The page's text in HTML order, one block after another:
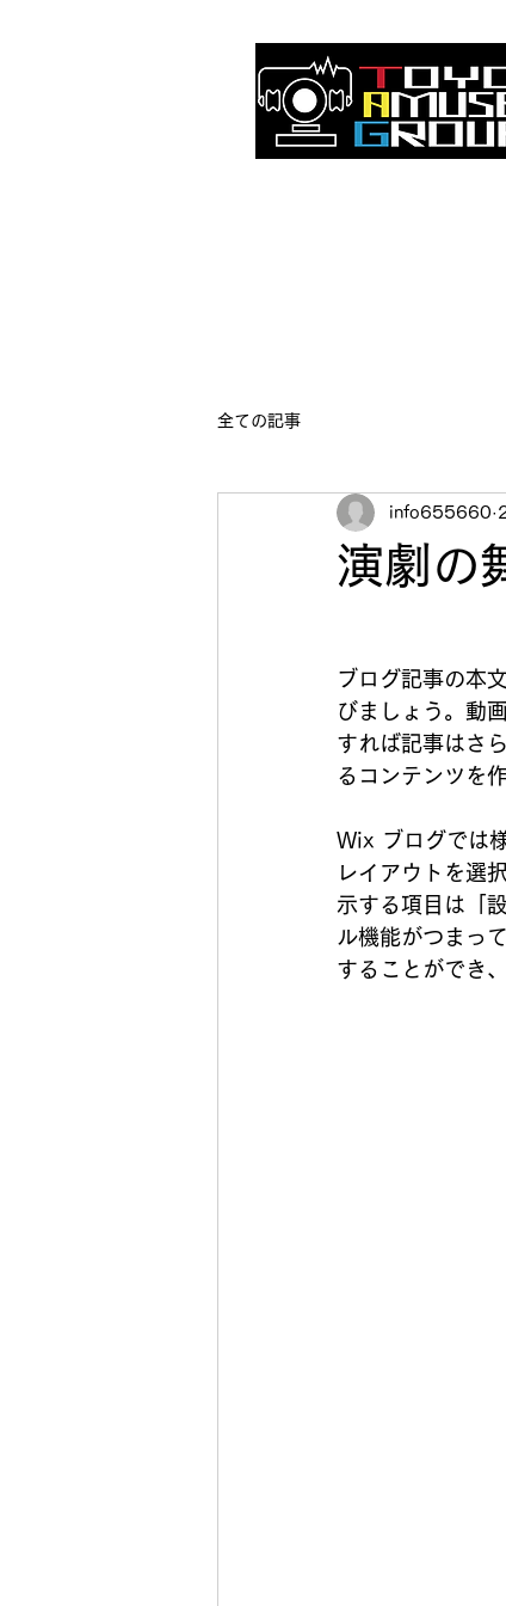
全ての記事
演劇の
info655660
ブログ記事の本
びましょう。動
すれば記事はさ
るコンテンツを
Wix ブログでは
レイアウトを選
示する項目は「
ル機能がつまっ
することができ